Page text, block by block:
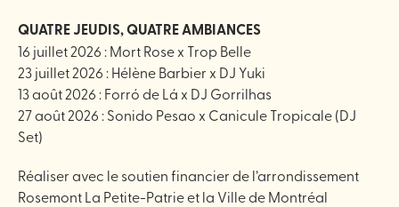
QUATRE JEUDIS, QUATRE AMBIANCES
16 juillet 2026 : Mort Rose x Trop Belle
23 juillet 2026 : Hélène Barbier x DJ Yuki
13 août 2026 : Forró de Lá x DJ Gorrilhas
27 août 2026 : Sonido Pesao x Canicule Tropicale (DJ
Set)
Réaliser avec le soutien financier de l’arrondissement
Rosemont La Petite-Patrie et la Ville de Montréal